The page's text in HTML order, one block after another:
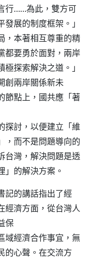
行……為此，雙方可
展的制度框架。」
，本著相互尊重的精
都要勇於面對，兩岸
探索解決之道。」
創兩岸關係新未
節點上，國共應「著
探討，以便建立「維
，而不是問題導向的
台灣，解決問題是透
」的解決方案。
記的講話指出了經
經濟方面，從台灣人
保
域經濟合作事宜，無
的心聲。在交流方